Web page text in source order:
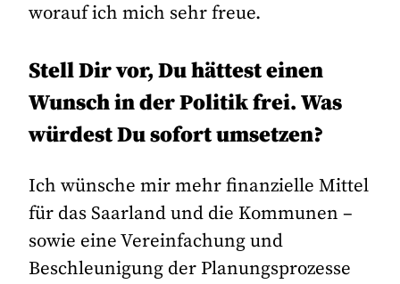
worauf ich mich sehr freue.
Stell Dir vor, Du hättest einen
Wunsch in der Politik frei. Was
würdest Du sofort umsetzen?
Ich wünsche mir mehr finanzielle Mittel
für das Saarland und die Kommunen –
sowie eine Vereinfachung und
Beschleunigung der Planungsprozesse